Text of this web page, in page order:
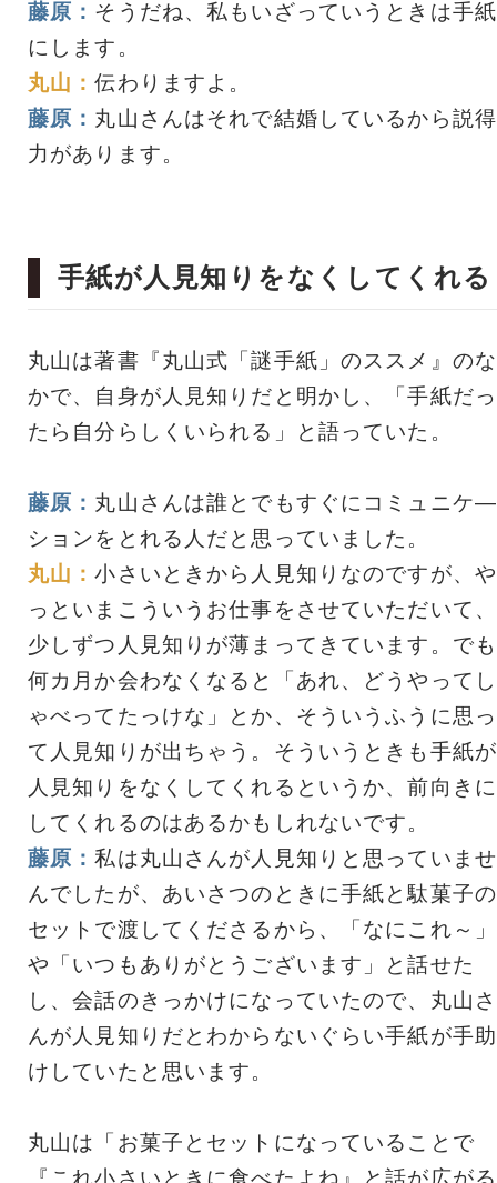
藤原： そうだね、私もいざっていうときは手紙
にします。
丸山：伝わりますよ。
藤原： 丸山さんはそれで結婚しているから説得
力があります。
手紙が人見知りをなくしてくれる
丸山は著書『丸山式「謎手紙」のススメ』のな
かで、自身が人見知りだと明かし、「手紙だっ
たら自分らしくいられる」と語っていた。
藤原： 丸山さんは誰とでもすぐにコミュニケ―
ションをとれる人だと思っていました。
丸山：小さいときから人見知りなのですが、や
っといまこういうお仕事をさせていただいて、
少しずつ人見知りが薄まってきています。でも
何カ月か会わなくなると「あれ、どうやってし
ゃべってたっけな」とか、そういうふうに思っ
て人見知りが出ちゃう。そういうときも手紙が
人見知りをなくしてくれるというか、前向きに
してくれるのはあるかもしれないです。
藤原：私は丸山さんが人見知りと思っていませ
んでしたが、あいさつのときに手紙と駄菓子の
セットで渡してくださるから、「なにこれ～」
や「いつもありがとうございます」と話せた
し、会話のきっかけになっていたので、丸山さ
んが人見知りだとわからないぐらい手紙が手助
けしていたと思います。
丸山は「お菓子とセットになっていることで
『これ小さいときに食べたよね』と話が広がる